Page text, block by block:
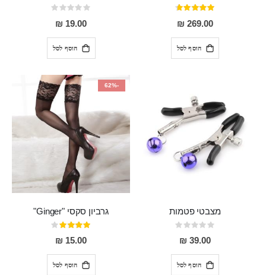
דירוג:
93%
269.00 ₪
הוסף לסל
Rating:
0%
19.00 ₪
הוסף לסל
מצבטי פטמות
Rating:
0%
39.00 ₪
הוסף לסל
-62%
גרביון סקסי "Ginger"
דירוג:
80%
15.00 ₪
הוסף לסל